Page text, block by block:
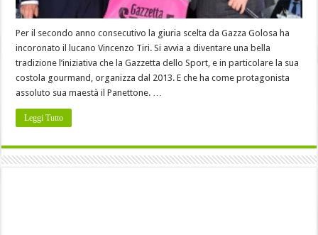
Per il secondo anno consecutivo la giuria scelta da Gazza Golosa ha
incoronato il lucano Vincenzo Tiri. Si avvia a diventare una bella
tradizione l’iniziativa che la Gazzetta dello Sport, e in particolare la sua
costola gourmand, organizza dal 2013. E che ha come protagonista
assoluto sua maestà il Panettone. …
Leggi Tutto